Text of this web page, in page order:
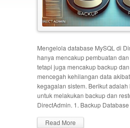
Mengelola database MySQL di
hanya mencakup pembuatan
tetapi juga mencakup backup
mencegah kehilangan data
kegagalan sistem. Berikut
untuk melakukan backup dan
DirectAdmin. 1. Backup
Read More